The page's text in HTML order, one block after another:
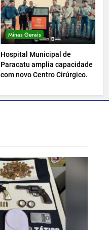
Minas Gerais
Hospital Municipal de
Paracatu amplia capacidade
com novo Centro Cirúrgico.